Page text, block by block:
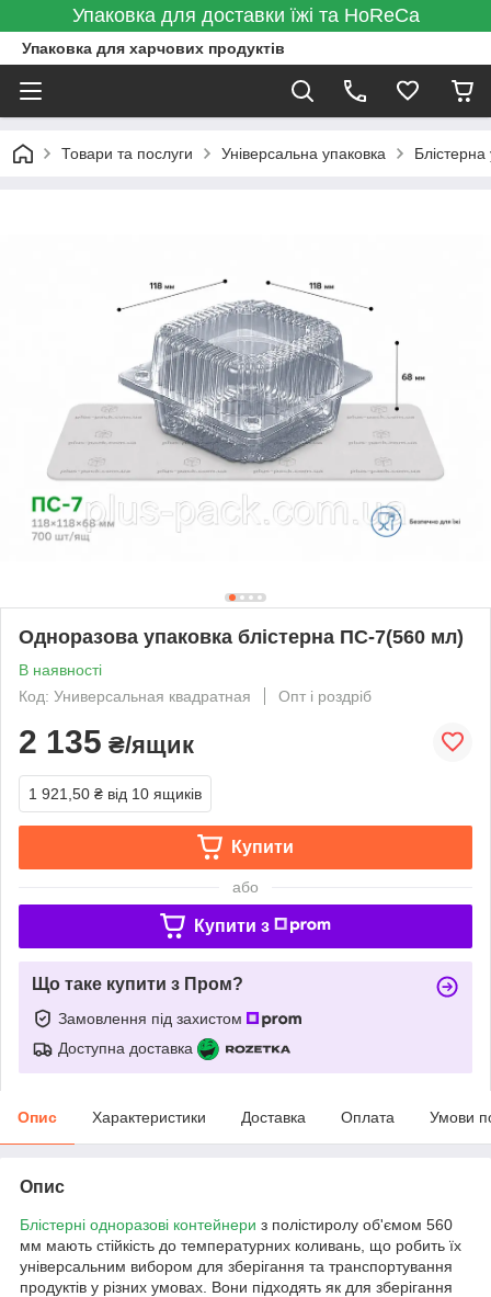
Упаковка для доставки їжі та HoReCa
Упаковка для харчових продуктів
Товари та послуги Універсальна упаковка Блістерна
Одноразова упаковка блістерна ПС-7(560 мл)
В наявності
Код: Универсальная квадратная
Опт і роздріб
2 135 ₴/ящик
1 921,50 ₴ від 10 ящиків
Купити
або
Купити з
Що таке купити з Пром?
Замовлення під захистом
Доступна доставка
Опис Характеристики Доставка Оплата Умови
Опис
Блістерні одноразові контейнери з полістиролу об'ємом 560
мм мають стійкість до температурних коливань, що робить їх
універсальним вибором для зберігання та транспортування
продуктів у різних умовах. Вони підходять як для зберігання